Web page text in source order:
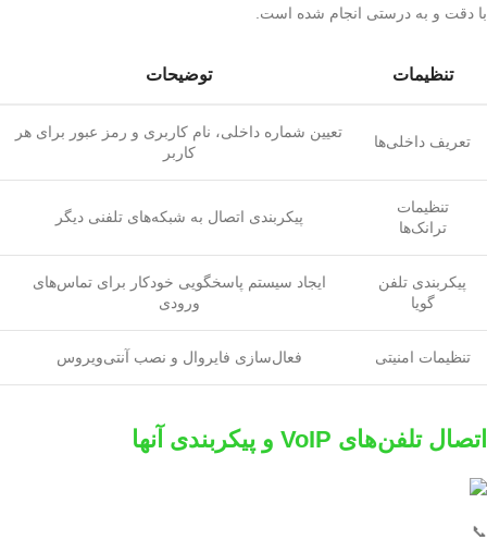
با دقت و به درستی انجام شده است.
تنظیمات توضیحات
تعریف داخلی‌ها
تعیین شماره داخلی، نام کاربری و رمز عبور برای هر
کاربر
تنظیمات
ترانک‌ها
پیکربندی اتصال به شبکه‌های تلفنی دیگر
پیکربندی تلفن
گویا
ایجاد سیستم پاسخگویی خودکار برای تماس‌های
ورودی
تنظیمات امنیتی فعال‌سازی فایروال و نصب آنتی‌ویروس
اتصال تلفن‌های VoIP و پیکربندی آنها
📞